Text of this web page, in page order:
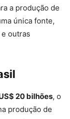
a produção de
única fonte,
outras
20 bilhões, o
produção de